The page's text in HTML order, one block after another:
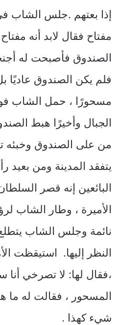
إذا بعتهم .جلس الشاب
مفتاح فقال لابد أنه
الصندوق فأصبحت له
فلم يكن الصندوق عاديًا
مسحورًا ، حمل الشاب
الجبال وأخيرًا هبط
من على الصندوق وخبئه
يتفقد المدينة ومن بعيد
البائعين إنه قصر
الأميرة ، وطار الشاب
نائمة وجلس الشاب
النظر إليها. استيقظت
،فقال لها: لا تصرخي أنا
المسحور ، فقالت له ما
شيء كهذا .